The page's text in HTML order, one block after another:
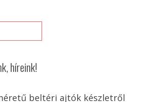
híreink!
beltéri ajtók készletről